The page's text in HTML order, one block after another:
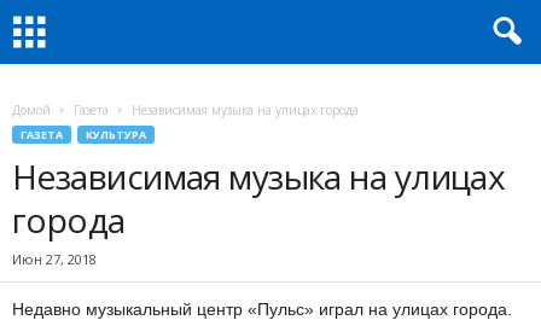
Домой Газета Независимая музыка на улицах города
ГАЗЕТА КУЛЬТУРА
Независимая музыка на улицах
города
Июн 27, 2018
Недавно музыкальный центр «Пульс» играл на улицах города.